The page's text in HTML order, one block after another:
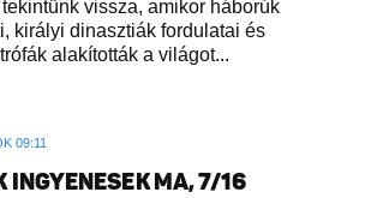
vissza, amikor háborúk
királyi dinasztiák fordulatai és
alakították a világot...
09:11
INGYENESEK MA, 7/16